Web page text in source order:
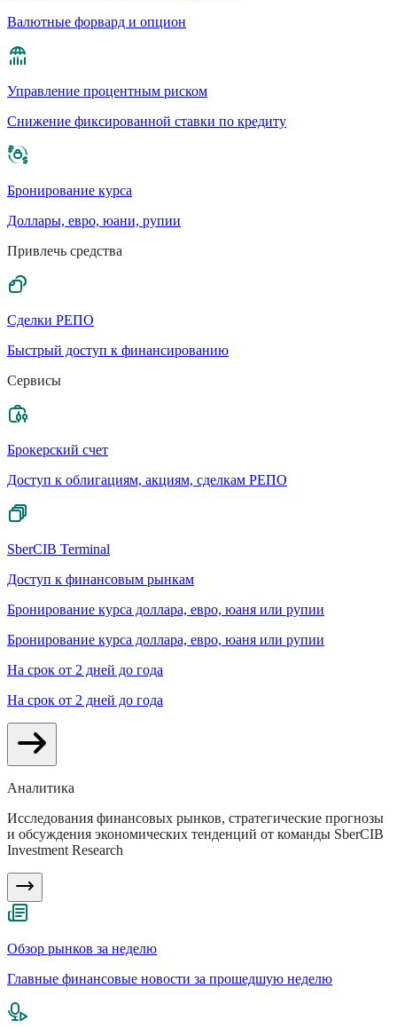
Валютные форвард и опцион
Управление процентным риском
Cнижение фиксированной ставки по кредиту
Бронирование курса
Доллары, евро, юани, рупии
Привлечь средства
Сделки РЕПО
Быстрый доступ к финансированию
Сервисы
Брокерский счет
Доступ к облигациям, акциям, сделкам РЕПО
SberCIB Terminal
Доступ к финансовым рынкам
Бронирование курса доллара, евро, юаня или рупии
Бронирование курса доллара, евро, юаня или рупии
На срок от 2 дней до года
На срок от 2 дней до года
Аналитика
Исследования финансовых рынков, стратегические прогнозы
и обсуждения экономических тенденций от команды SberCIB
Investment Research
Обзор рынков за неделю
Главные финансовые новости за прошедшую неделю